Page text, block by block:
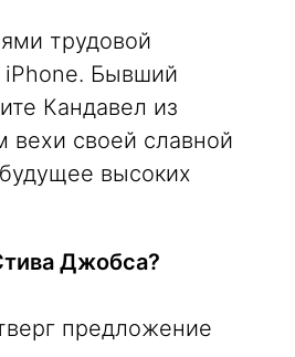
трудовой
iPhone. Бывший
Кандавел из
вехи своей славной
высоких
Джобса?
предложение